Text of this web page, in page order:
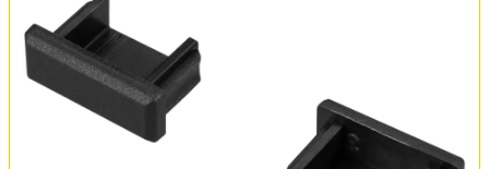
Оплата и доставка
Обмен и возврат
Установка